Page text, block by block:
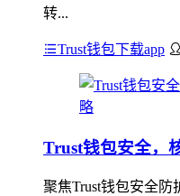
转...
Trust钱包下载app
Trust钱包安全，
聚焦Trust钱包安全